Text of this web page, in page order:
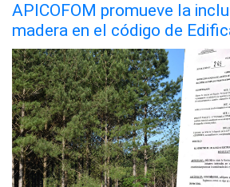
APICOFOM promueve la
madera en el código de